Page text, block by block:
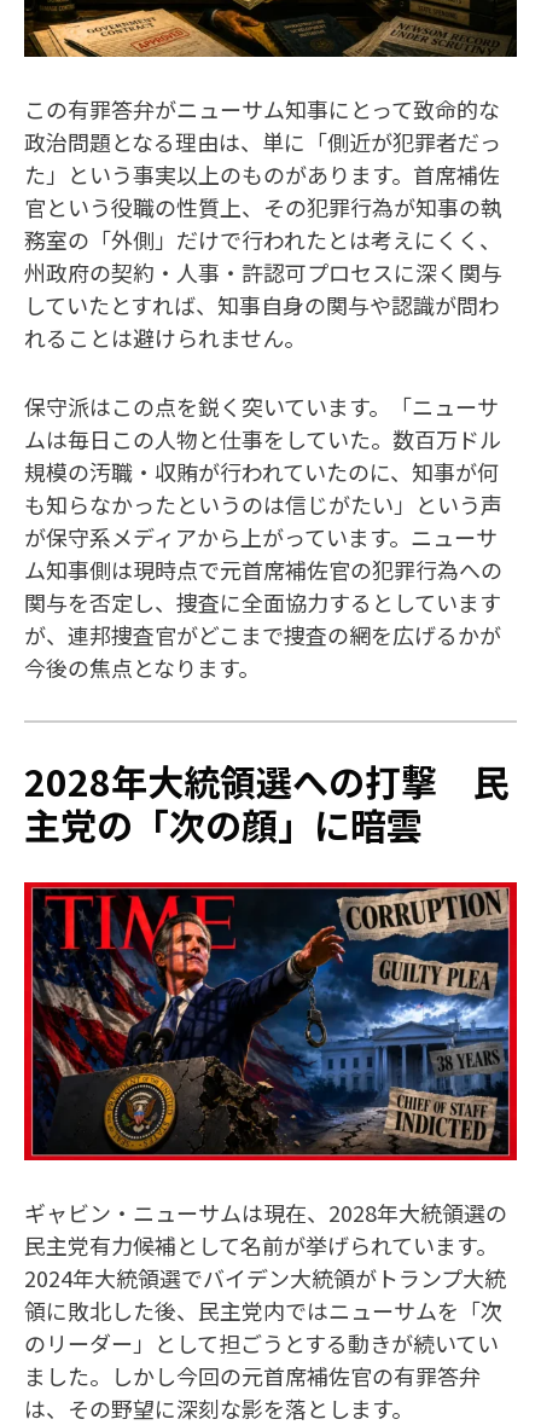
この有罪答弁がニューサム知事にとって致命的な
政治問題となる理由は、単に「側近が犯罪者だっ
た」という事実以上のものがあります。首席補佐
官という役職の性質上、その犯罪行為が知事の執
務室の「外側」だけで行われたとは考えにくく、
州政府の契約・人事・許認可プロセスに深く関与
していたとすれば、知事自身の関与や認識が問わ
れることは避けられません。
保守派はこの点を鋭く突いています。「ニューサ
ムは毎日この人物と仕事をしていた。数百万ドル
規模の汚職・収賄が行われていたのに、知事が何
も知らなかったというのは信じがたい」という声
が保守系メディアから上がっています。ニューサ
ム知事側は現時点で元首席補佐官の犯罪行為への
関与を否定し、捜査に全面協力するとしています
が、連邦捜査官がどこまで捜査の網を広げるかが
今後の焦点となります。
2028年大統領選への打撃 民
主党の「次の顔」に暗雲
ギャビン・ニューサムは現在、2028年大統領選の
民主党有力候補として名前が挙げられています。
2024年大統領選でバイデン大統領がトランプ大統
領に敗北した後、民主党内ではニューサムを「次
のリーダー」として担ごうとする動きが続いてい
ました。しかし今回の元首席補佐官の有罪答弁
は、その野望に深刻な影を落とします。